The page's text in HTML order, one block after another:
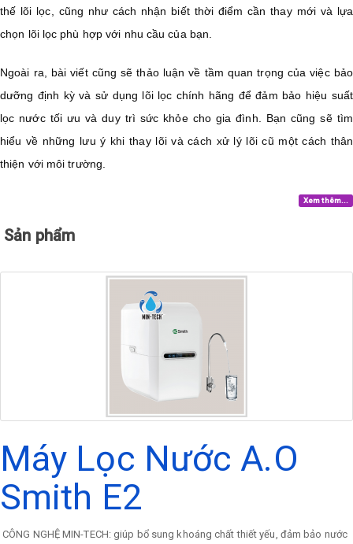
thế lõi lọc, cũng như cách nhận biết thời điểm cần thay mới và lựa
chọn lõi lọc phù hợp với nhu cầu của bạn.
Ngoài ra, bài viết cũng sẽ thảo luận về tầm quan trọng của việc bảo
dưỡng định kỳ và sử dụng lõi lọc chính hãng để đảm bảo hiệu suất
lọc nước tối ưu và duy trì sức khỏe cho gia đình. Bạn cũng sẽ tìm
hiểu về những lưu ý khi thay lõi và cách xử lý lõi cũ một cách thân
thiện với môi trường.
Xem thêm...
Sản phẩm
Máy Lọc Nước A.O
Smith E2
CÔNG NGHỆ MIN-TECH: giúp bổ sung khoáng chất thiết yếu, đảm bảo nước